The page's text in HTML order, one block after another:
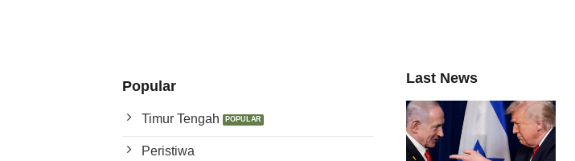
Popular
Timur Tengah
Peristiwa
Last News